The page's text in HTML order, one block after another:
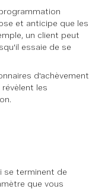
et anticipe que les
un client peut
essaie de se
d'achèvement
les
se terminent de
que vous